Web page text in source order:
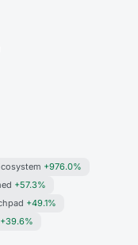
+976.0%
+57.3%
+49.1%
+39.6%